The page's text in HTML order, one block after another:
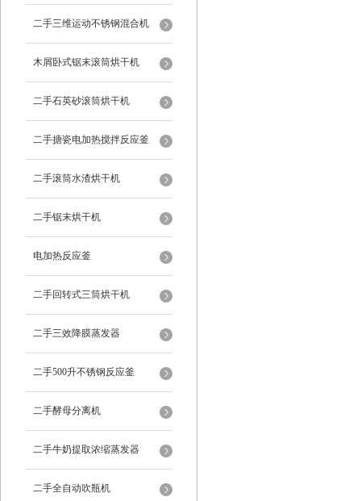
二手三维运动不锈钢混合机
木屑卧式锯末滚筒烘干机
二手石英砂滚筒烘干机
二手搪瓷电加热搅拌反应釜
二手滚筒水渣烘干机
二手锯末烘干机
电加热反应釜
二手回转式三筒烘干机
二手三效降膜蒸发器
二手500升不锈钢反应釜
二手酵母分离机
二手牛奶提取浓缩蒸发器
二手全自动吹瓶机